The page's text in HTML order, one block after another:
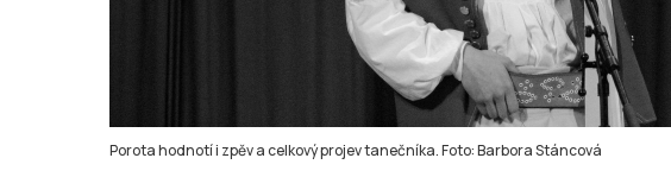
Porota hodnotí i zpěv a celkový projev tanečníka. Foto: Barbora Stáncová